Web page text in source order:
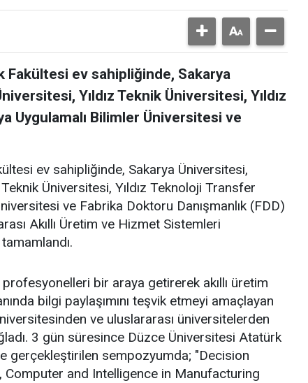
ev sahipliğinde, Sakarya
Yıldız Teknik Üniversitesi, Yıldız
Uygulamalı Bilimler Üniversitesi ve
ev sahipliğinde, Sakarya Üniversitesi,
Üniversitesi, Yıldız Teknoloji Transfer
ve Fabrika Doktoru Danışmanlık (FDD)
Akıllı Üretim ve Hizmet Sistemleri
profesyonelleri bir araya getirerek akıllı üretim
bilgi paylaşımını teşvik etmeyi amaçlayan
ve uluslararası üniversitelerden
3 gün süresince Düzce Üniversitesi Atatürk
gerçekleştirilen sempozyumda; "Decision
and Intelligence in Manufacturing